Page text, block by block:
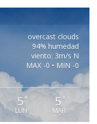
overcast clouds
94% humedad
viento: 3m/s N
MAX -0 • MIN -0
5 °
LUN
5 °
MAR